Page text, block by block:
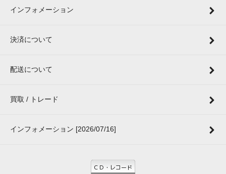
インフォメーション
決済について
配送について
買取 / トレード
インフォメーション [2026/07/16]